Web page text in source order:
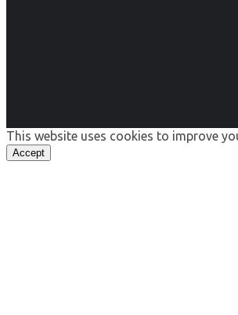
This website uses cookies to improve
Accept